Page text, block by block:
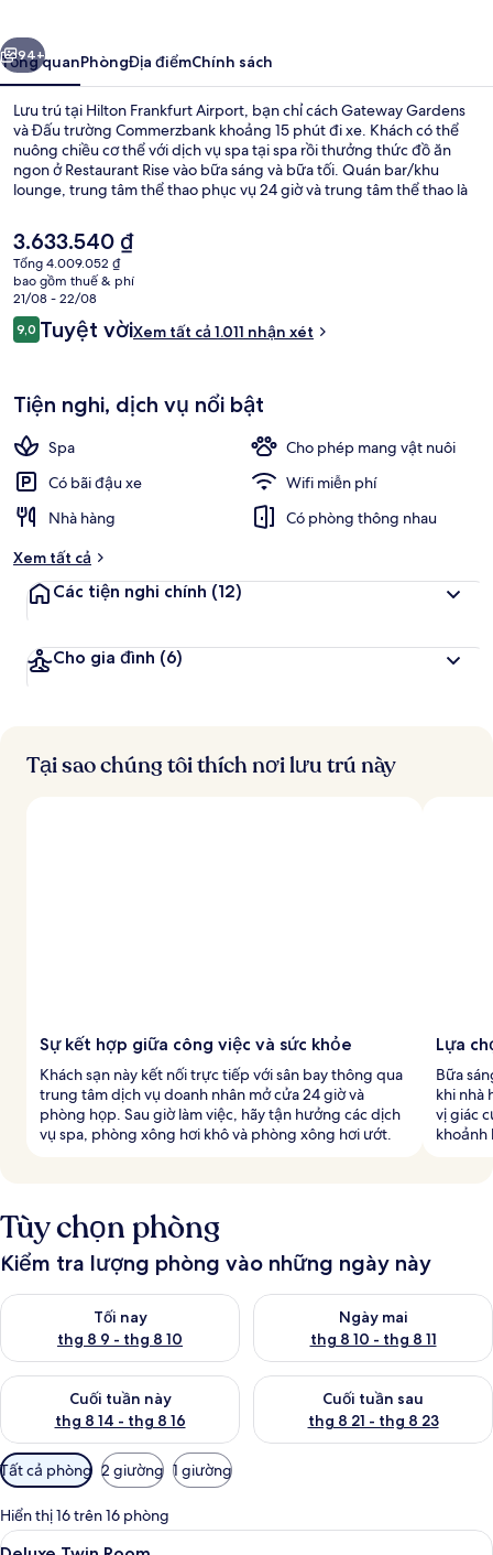
Tiếp
94+
Tổng quanPhòngĐịa điểmChính sách
Lưu trú tại Hilton Frankfurt Airport, bạn chỉ cách Gateway Gardens
và Đấu trường Commerzbank khoảng 15 phút đi xe. Khách có thể
nuông chiều cơ thể với dịch vụ spa tại spa rồi thưởng thức đồ ăn
ngon ở Restaurant Rise vào bữa sáng và bữa tối. Quán bar/khu
lounge, trung tâm thể thao phục vụ 24 giờ và trung tâm thể thao là
viên nhiệt tình và cơ sở vật chất là những điều ghi dấu ấn trong lòng
du khách. Nơi lưu trú nằm cách dịch vụ giao thông công cộng một
quãng đi bộ ngắn: cách Ga metro Terminal 1 - Concourses A & Z 12
phút và Ga metro Terminal 1 C 13 phút.
Giá
hiện
tại
là
3.633.540 ₫
3.633.540 ₫
Tổng 4.009.052 ₫
bao gồm thuế & phí
21/08 - 22/08
Nhận
xét
9,09,0 trên 10,
Tuyệt vờiXem tất cả 1.011 nhận xét
Tiện nghi, dịch vụ nổi bật
Spa
Cho phép mang vật nuôi
Có bãi đậu xe
Wifi miễn phí
Nhà hàng
Có phòng thông nhau
Xem tất cả
Các tiện nghi chính (12)
Cho gia đình (6)
Tại sao chúng tôi thích nơi lưu trú này
Sự kết hợp giữa công việc và sức khỏe
Khách sạn này kết nối trực tiếp với sân bay thông qua
trung tâm dịch vụ doanh nhân mở cửa 24 giờ và
phòng họp. Sau giờ làm việc, hãy tận hưởng các dịch
vụ spa, phòng xông hơi khô và phòng xông hơi ướt.
Lựa
Bữa
khi nhà
vị giác
khoảnh
Tùy chọn phòng
Kiểm tra lượng phòng vào những ngày này
Tối nay
thg 8 9 - thg 8 10
Kiểm tra lượng phòng tối nay từ thg 8 9 - thg 8 10
Ngày mai
thg 8 10 - thg 8 11
Kiểm tra lượng phòng ngày
Cuối tuần này
thg 8 14 - thg 8 16
Kiểm tra lượng phòng cuối tuần này từ thg 8 14 - thg 8 16
Cuối tuần sau
thg 8 21 - thg 8 23
Kiểm tra lượng phòng cuối
Bộ
lọc
có
thể
Tất cả phòng 2 giường 1 giường
Hiển thị 16 trên 16 phòng
Xem
Bộ đồ giường kháng dị ứng,
4